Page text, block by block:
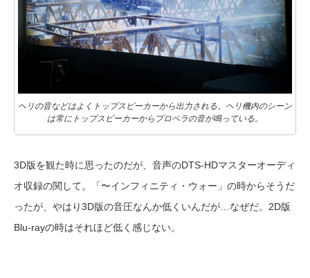
ヘリの音などはよくトップスピーカーから出力される。ヘリ機内のシーン
は常にトップスピーカーからプロペラの音が鳴っている。
3D版を観た時に思ったのだが、音声のDTS-HDマスターオーディ
オ収録の関して。「〜インフィニティ・ウォー」の時からそうだ
ったが、やはり3D版の音圧なんか低くいんだが…なぜだ。2D版
Blu-rayの時はそれほど低く感じない。